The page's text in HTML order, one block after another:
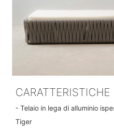
- Telaio in lega di alluminio
Tiger